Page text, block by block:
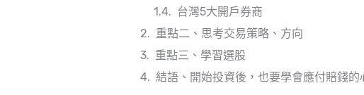
台灣5大開戶券商
重點二、思考交易策略、方向
重點三、學習選股
結語、開始投資後，也要學會應付賠錢的